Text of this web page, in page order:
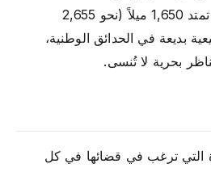
هذه الرحلة الأيقونية التي تمتد 1,650 ميلاً (نحو 2,655
بديعة في الحدائق الوطنية،
بحرية لا تُنسى.
التي ترغب في قضائها في كل